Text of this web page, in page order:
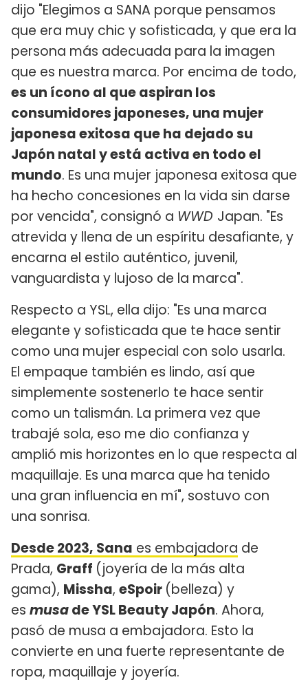
dijo "Elegimos a SANA porque pensamos
que era muy chic y sofisticada, y que era la
persona más adecuada para la imagen
que es nuestra marca. Por encima de todo,
es un ícono al que aspiran los
consumidores japoneses, una mujer
japonesa exitosa que ha dejado su
Japón natal y está activa en todo el
mundo. Es una mujer japonesa exitosa que
ha hecho concesiones en la vida sin darse
por vencida", consignó a WWD Japan. "Es
atrevida y llena de un espíritu desafiante, y
encarna el estilo auténtico, juvenil,
vanguardista y lujoso de la marca".
Respecto a YSL, ella dijo: "Es una marca
elegante y sofisticada que te hace sentir
como una mujer especial con solo usarla.
El empaque también es lindo, así que
simplemente sostenerlo te hace sentir
como un talismán. La primera vez que
trabajé sola, eso me dio confianza y
amplió mis horizontes en lo que respecta al
maquillaje. Es una marca que ha tenido
una gran influencia en mí", sostuvo con
una sonrisa.
Desde 2023, Sana es embajadora de
Prada, Graff (joyería de la más alta
gama), Missha, eSpoir (belleza) y
es musade YSL Beauty Japón. Ahora,
pasó de musa a embajadora. Esto la
convierte en una fuerte representante de
ropa, maquillaje y joyería.